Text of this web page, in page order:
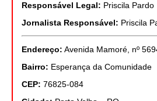
Responsável Legal: Priscila Pardo
Jornalista Responsável: Priscila
Endereço: Avenida Mamoré, nº
Bairro: Esperança da Comunidade
CEP: 76825-084